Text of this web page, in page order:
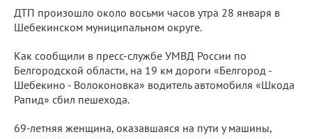
ДТП произошло около восьми часов утра 28 января в
Шебекинском муниципальном округе.
Как сообщили в пресс-службе УМВД России по
Белгородской области, на 19 км дороги «Белгород -
Шебекино - Волоконовка» водитель автомобиля «Шкода
Рапид» сбил пешехода.
69-летняя женщина, оказавшаяся на пути у машины,